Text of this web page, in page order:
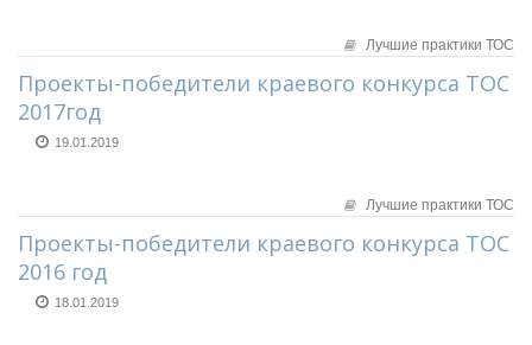
Лучшие практики ТОС
Проекты-победители краевого конкурса ТОС
2017год
19.01.2019
Лучшие практики ТОС
Проекты-победители краевого конкурса ТОС
2016 год
18.01.2019